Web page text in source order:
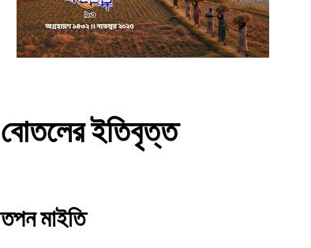
বোতলের ইতিবৃত্ত
তপন মাইতি